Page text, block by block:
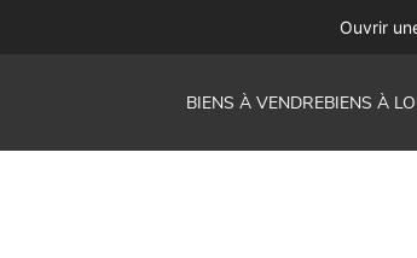
Ouvrir
BIENS À VENDREBIENS À